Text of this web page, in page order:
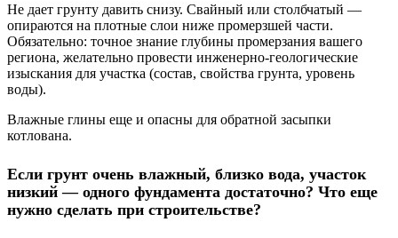
Не дает грунту давить снизу. Свайный или столбчатый —
опираются на плотные слои ниже промерзшей части.
Обязательно: точное знание глубины промерзания вашего
региона, желательно провести инженерно-геологические
изыскания для участка (состав, свойства грунта, уровень
воды).
Влажные глины еще и опасны для обратной засыпки
котлована.
Если грунт очень влажный, близко вода, участок
низкий — одного фундамента достаточно? Что еще
нужно сделать при строительстве?